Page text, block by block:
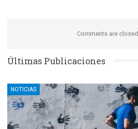
Comments are closed.
Últimas Publicaciones
NOTICIAS